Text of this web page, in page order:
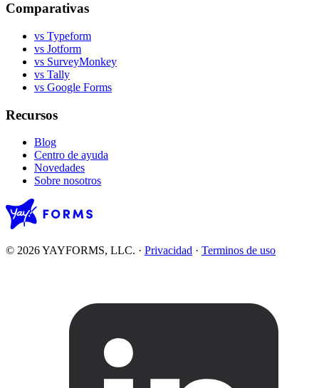
Comparativas
vs Typeform
vs Jotform
vs SurveyMonkey
vs Tally
vs Google Forms
Recursos
Blog
Centro de ayuda
Novedades
Sobre nosotros
© 2026 YAYFORMS, LLC. · Privacidad · Terminos de uso